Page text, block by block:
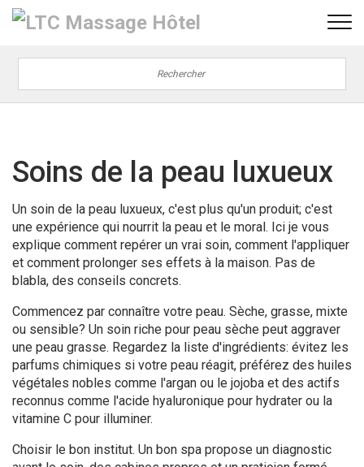
Soins de la peau luxueux
Un soin de la peau luxueux, c'est plus qu'un produit; c'est
une expérience qui nourrit la peau et le moral. Ici je vous
explique comment repérer un vrai soin, comment l'appliquer
et comment prolonger ses effets à la maison. Pas de
blabla, des conseils concrets.
Commencez par connaître votre peau. Sèche, grasse, mixte
ou sensible? Un soin riche pour peau sèche peut aggraver
une peau grasse. Regardez la liste d'ingrédients: évitez les
parfums chimiques si votre peau réagit, préférez des huiles
végétales nobles comme l'argan ou le jojoba et des actifs
reconnus comme l'acide hyaluronique pour hydrater ou la
vitamine C pour illuminer.
Choisir le bon institut. Un bon spa propose un diagnostic